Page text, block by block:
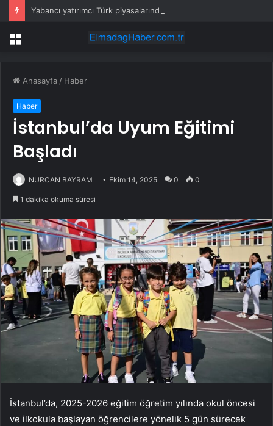
Yabancı yatırımcı Türk piyasalarındaki alımlarını sürdürdü
Menü
Anasayfa / Haber
Haber
İstanbul’da Uyum Eğitimi
Başladı
NURCAN BAYRAM Ekim 14, 2025 0 0
1 dakika okuma süresi
İstanbul’da, 2025-2026 eğitim öğretim yılında okul öncesi
ve ilkokula başlayan öğrencilere yönelik 5 gün sürecek